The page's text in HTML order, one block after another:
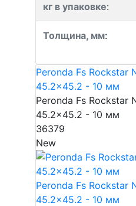
кг в упаковке:
Толщина, мм:
Peronda Fs Rockstar
45.2x45.2 - 10 мм
Peronda Fs Rockstar
45.2x45.2 - 10 мм
36379
New
Peronda Fs Rockstar
45.2x45.2 - 10 мм